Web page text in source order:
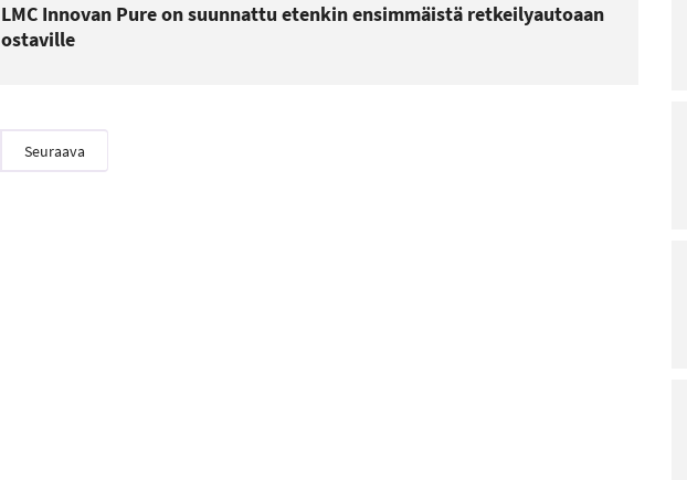
LMC Innovan Pure on suunnattu etenkin ensimmäistä retkeilyautoaan
ostaville
Seuraava